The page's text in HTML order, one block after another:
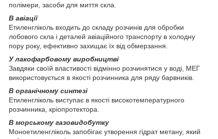
полімери, засоби для миття скла.
В авіації
Етиленгліколь входить до складу розчинів для обробки
лобового скла і деталей авіаційного транспорту в холодну
пору року, ефективно захищає їх від обмерзання.
У лакофарбовому виробництві
Завдяки своїй властивості відмінно розчинятися у воді, МЕГ
використовується в якості розчинника для ряду барвників.
В органічному синтезі
Етиленгліколь виступає в якості високотемпературного
розчинника, кріопротектора.
В морському газовидобутку
Моноетиленгліколь запобігає утворення гідрат метану, який